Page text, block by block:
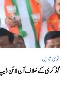
قومی خبریں
گڈکری کے خلاف آن لائن ڈیپ